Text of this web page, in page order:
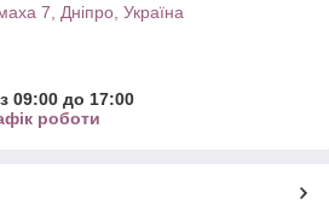
7, Дніпро, Україна
09:00 до 17:00
роботи